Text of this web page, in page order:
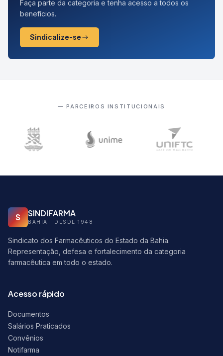
Faça parte da categoria e tenha acesso a todos os
benefícios.
Sindicalize-se
— PARCEIROS INSTITUCIONAIS
S SINDIFARMA
BAHIA · DESDE 1948
Sindicato dos Farmacêuticos do Estado da Bahia.
Representação, defesa e fortalecimento da categoria
farmacêutica em todo o estado.
Acesso rápido
Documentos
Salários Praticados
Convênios
Notifarma